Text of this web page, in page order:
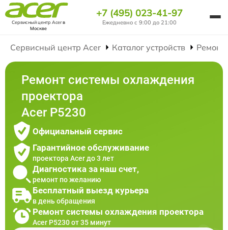
Сервисный центр Acerв
Москве
+7 (495) 023-41-97
Ежедневно с 9:00 до 21:00
Сервисный центр Acer Каталог устройств Ремонт
Ремонт системы охлаждения
проектора
Acer P5230
Официальный сервис
Гарантийное обслуживание
проектора Acer до 3 лет
Диагностика за наш счет,
ремонт по желанию
Бесплатный выезд курьера
в день обращения
Ремонт системы охлаждения проектора
Acer P5230 от 35 минут